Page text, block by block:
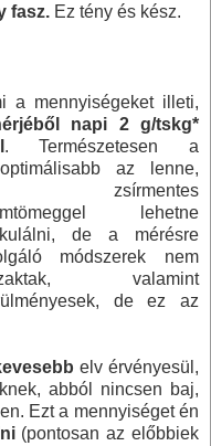
fasz. Ez tény és kész.
a mennyiségeket illeti,
napi 2 g/tskg*
. Természetesen a
az lenne,
zsírmentes
lehetne
de a mérésre
módszerek nem
valamint
de ez az
elv érvényesül,
abból nincsen baj,
Ezt a mennyiséget én
(pontosan az előbbiek